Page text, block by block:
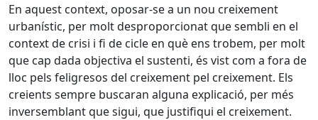
En aquest context, oposar-se a un nou creixement
urbanístic, per molt desproporcionat que sembli en el
context de crisi i fi de cicle en què ens trobem, per molt
que cap dada objectiva el sustenti, és vist com a fora de
lloc pels feligresos del creixement pel creixement. Els
creients sempre buscaran alguna explicació, per més
inversemblant que sigui, que justifiqui el creixement.